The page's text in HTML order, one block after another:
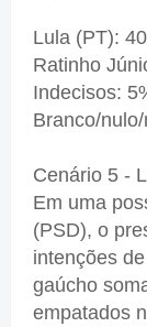
Lula (PT):
Ratinho
Indecisos:
Branco/
Cenário 5 -
Em uma
(PSD), o
intenções
gaúcho
empatados